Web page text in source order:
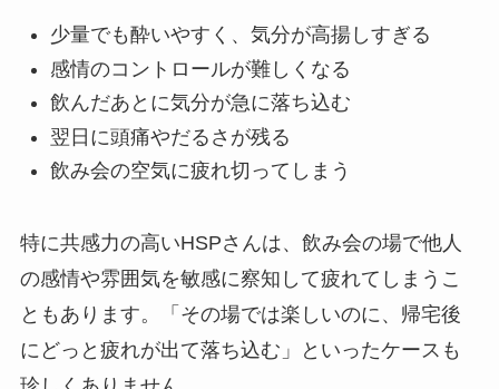
少量でも酔いやすく、気分が高揚しすぎる
感情のコントロールが難しくなる
飲んだあとに気分が急に落ち込む
翌日に頭痛やだるさが残る
飲み会の空気に疲れ切ってしまう
特に共感力の高いHSPさんは、飲み会の場で他人
の感情や雰囲気を敏感に察知して疲れてしまうこ
ともあります。「その場では楽しいのに、帰宅後
にどっと疲れが出て落ち込む」といったケースも